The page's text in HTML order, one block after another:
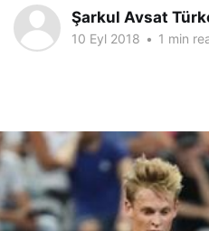
Şarkul Avsat
10 Eyl 2018 • 1 min